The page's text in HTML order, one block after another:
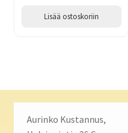
Lisää ostoskoriin
Aurinko Kustannus,